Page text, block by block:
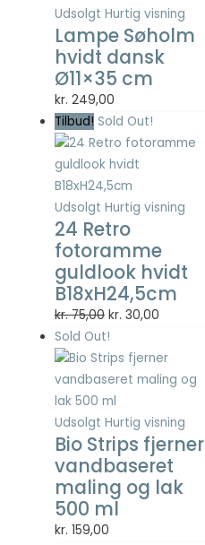
Udsolgt Hurtig visning
Lampe Søholm
hvidt dansk
Ø11×35 cm
kr. 249,00
Tilbud! Sold Out!
Udsolgt Hurtig visning
24 Retro
fotoramme
guldlook hvidt
B18xH24,5cm
kr.75,00 Den
oprindelige
pris
var:
kr. 75,00.
kr. 30,00
pris
er:
Sold Out!
Udsolgt Hurtig visning
Bio Strips fjerner
vandbaseret
maling og lak
500 ml
kr. 159,00
hjemmeside
brugbar ved at
aktivere
grundlæggende
funktioner
såsom side-
navigation og
adgang til sikre
områder af
hjemmesiden.
Hjemmesiden
kan ikke fungere
ordentligt uden
disse cookies.
Statistisk
Statistisk
cookies
hjælper
webstedsejere
med at forstå,
besøgende
interagerer
med
hjemmesider
ved at
indsamle og
rapportere